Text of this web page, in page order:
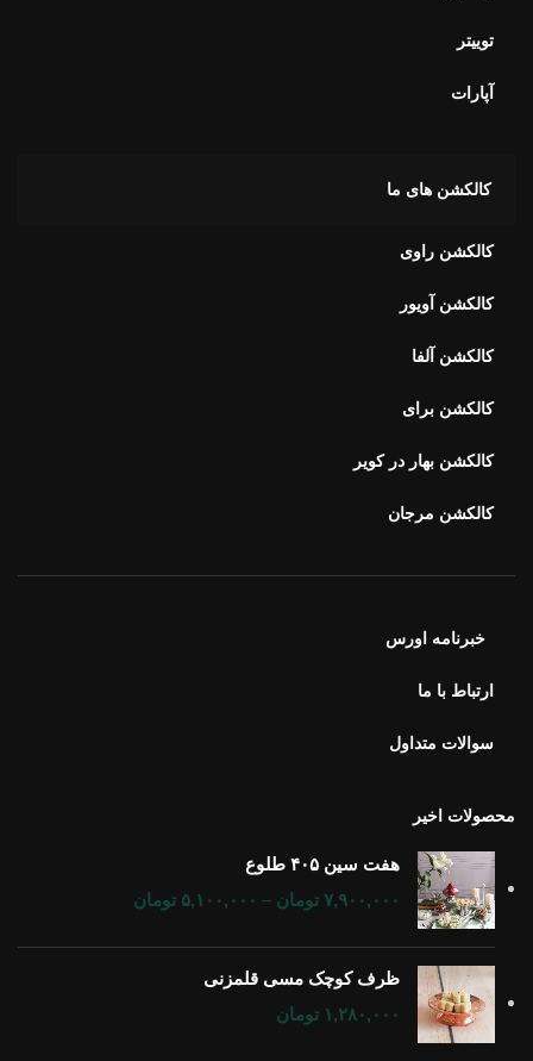
توییتر
آپارات
کالکشن های ما
کالکشن راوی
کالکشن آویور
کالکشن آلفا
کالکشن برای
کالکشن بهار در کویر
کالکشن مرجان
خبرنامه اورس
ارتباط با ما
سوالات متداول
محصولات اخیر
هفت سین ۴۰۵ طلوع
۷,۹۰۰,۰۰۰ تومان – ۵,۱۰۰,۰۰۰ تومان
ظرف کوچک مسی قلمزنی
۱,۲۸۰,۰۰۰ تومان